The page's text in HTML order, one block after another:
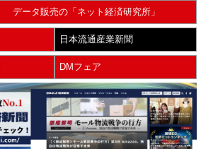
データ販売の「ネット経済研究所」
日本流通産業新聞
DMフェア